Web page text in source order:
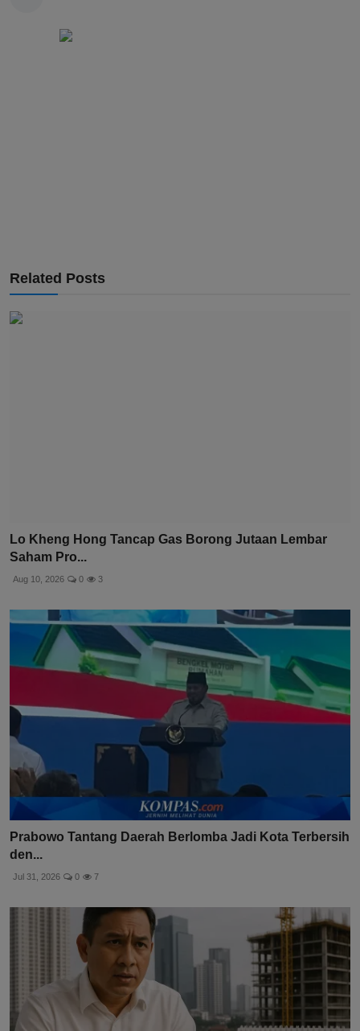
Related Posts
Lo Kheng Hong Tancap Gas Borong Jutaan Lembar
Saham Pro...
Aug 10, 2026 0 3
Prabowo Tantang Daerah Berlomba Jadi Kota Terbersih
den...
Jul 31, 2026 0 7